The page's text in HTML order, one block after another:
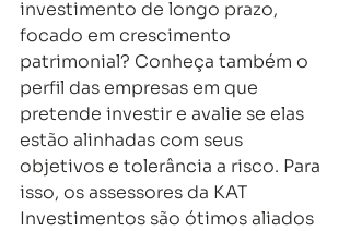
investimento de longo prazo,
focado em crescimento
patrimonial? Conheça também o
perfil das empresas em que
pretende investir e avalie se elas
estão alinhadas com seus
objetivos e tolerância a risco. Para
isso, os assessores da KAT
Investimentos são ótimos aliados